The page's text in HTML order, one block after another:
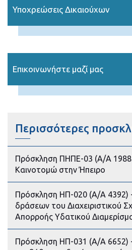
Υποχρεώσεις Δικαιούχων
Επικοινωνήστε μαζί μας
Περισσότερες
Πρόσκληση ΠΗΠΕ-03 (Α/Α
Καινοτομώ στην Ήπειρο
Πρόσκληση ΗΠ-020 (Α/Α 4392)
δράσεων του Διαχειριστικού
Απορροής Υδατικού
Πρόσκληση ΗΠ-031 (Α/Α 6652) -